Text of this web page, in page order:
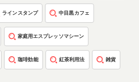
ラインスタンプ 中目黒カフェ
家庭用エスプレッソマシーン
珈琲効能 紅茶利用法 雑貨